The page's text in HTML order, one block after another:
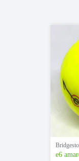
e6